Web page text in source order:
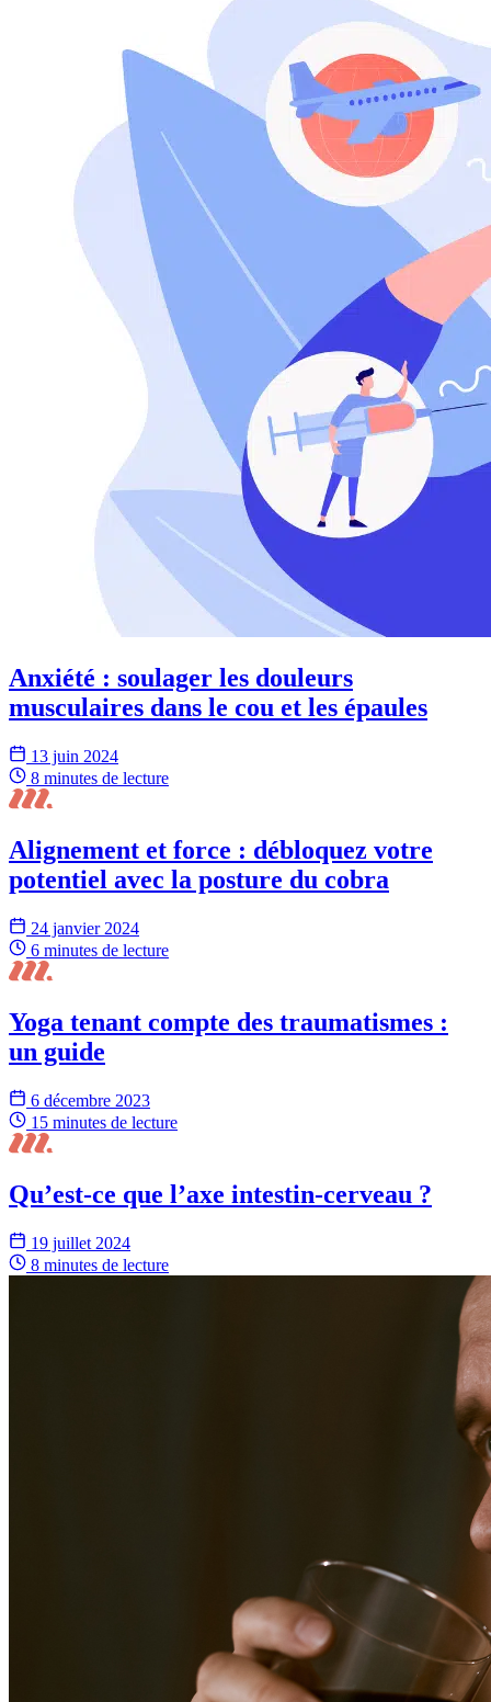
Anxiété : soulager les douleurs
musculaires dans le cou et les épaules
13 juin 2024
8 minutes de lecture
Alignement et force : débloquez votre
potentiel avec la posture du cobra
24 janvier 2024
6 minutes de lecture
Yoga tenant compte des traumatismes :
un guide
6 décembre 2023
15 minutes de lecture
Qu’est-ce que l’axe intestin-cerveau ?
19 juillet 2024
8 minutes de lecture